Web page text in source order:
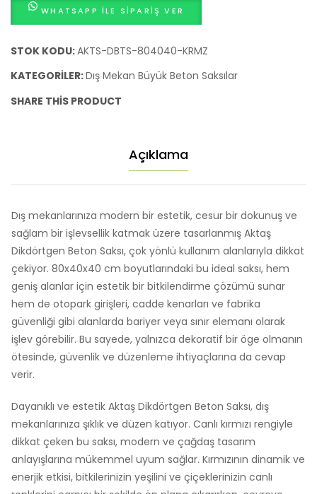
Beton
(80x40x40
–
Canlı
WHATSAPP ILE SIPARIŞ VER
STOK KODU:AKTS-DBTS-804040-KRMZ
KATEGORILER:Dış Mekan Büyük Beton Saksılar
SHARE THIS PRODUCT
Açıklama
Dış mekanlarınıza modern bir estetik, cesur bir dokunuş ve
sağlam bir işlevsellik katmak üzere tasarlanmış Aktaş
Dikdörtgen Beton Saksı, çok yönlü kullanım alanlarıyla dikkat
çekiyor. 80x40x40 cm boyutlarındaki bu ideal saksı, hem
geniş alanlar için estetik bir bitkilendirme çözümü sunar
hem de otopark girişleri, cadde kenarları ve fabrika
güvenliği gibi alanlarda bariyer veya sınır elemanı olarak
işlev görebilir. Bu sayede, yalnızca dekoratif bir öge olmanın
ötesinde, güvenlik ve düzenleme ihtiyaçlarına da cevap
verir.
Dayanıklı ve estetik Aktaş Dikdörtgen Beton Saksı, dış
mekanlarınıza şıklık ve düzen katıyor. Canlı kırmızı rengiyle
dikkat çeken bu saksı, modern ve çağdaş tasarım
anlayışlarına mükemmel uyum sağlar. Kırmızının dinamik ve
enerjik etkisi, bitkilerinizin yeşilini ve çiçeklerinizin canlı